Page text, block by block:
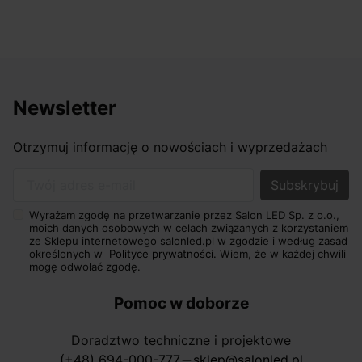
Newsletter
Otrzymuj informację o nowościach i wyprzedażach
Wyrażam zgodę na przetwarzanie przez Salon LED Sp. z o.o.,
moich danych osobowych w celach związanych z korzystaniem
ze Sklepu internetowego salonled.pl w zgodzie i według zasad
określonych w Polityce prywatności. Wiem, że w każdej chwili
mogę odwołać zgodę.
Pomoc w doborze
Doradztwo techniczne i projektowe